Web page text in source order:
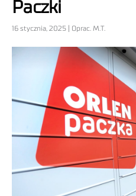
Paczki
16 stycznia, 2025 | Oprac. M.T.